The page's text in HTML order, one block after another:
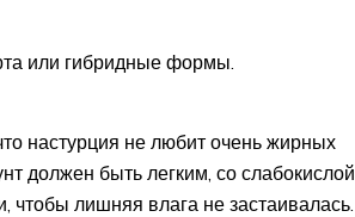
или гибридные формы.
настурция не любит очень жирных
должен быть легким, со слабокислой
лишняя влага не застаивалась.